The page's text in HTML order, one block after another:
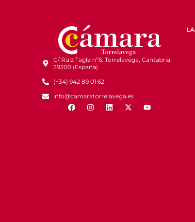
C/ Ruiz Tagle nº6. Torrelavega, Cantabria
39300 (España)
(+34) 942 89 01 62
info@camaratorrelavega.es